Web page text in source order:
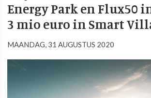
Energy Park en Flux50
3 mio euro in Smart
MAANDAG, 31 AUGUSTUS 2020